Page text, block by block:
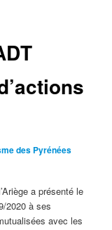
des Pyrénées
a présenté le
2020 à ses
avec les